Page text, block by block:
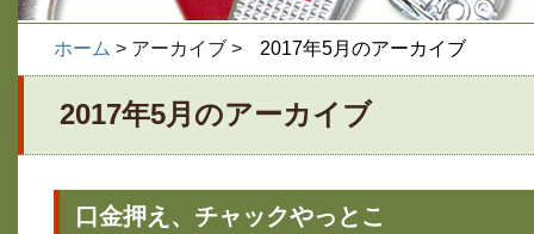
ホーム > アーカイブ > 2017年5月のアーカイブ
2017年5月のアーカイブ
口金押え、チャックやっとこ